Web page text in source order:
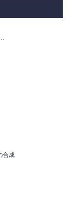
合成